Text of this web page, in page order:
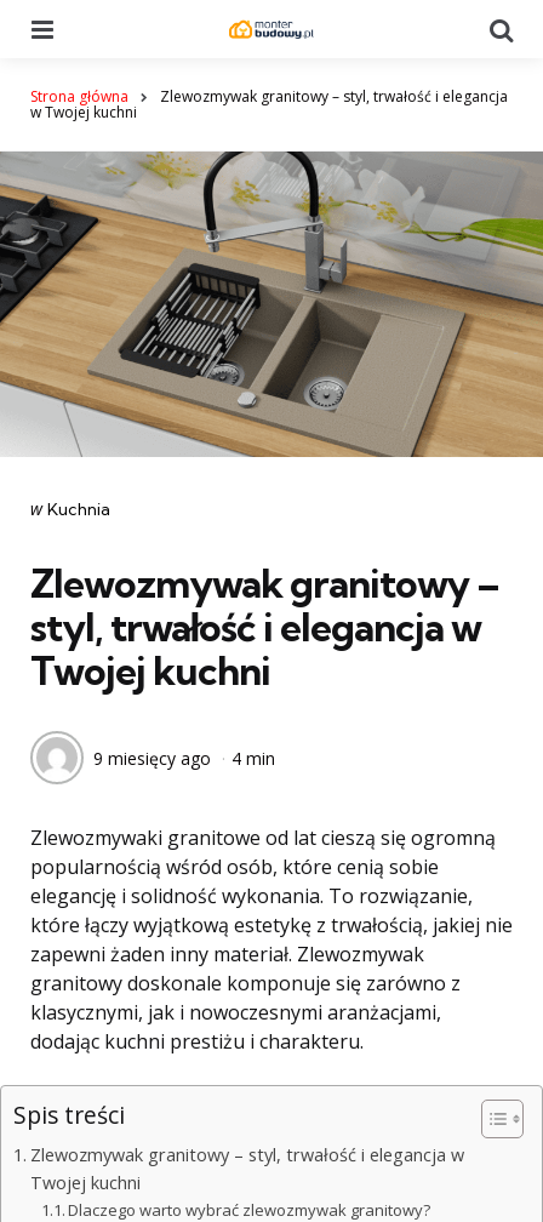
Strona główna Zlewozmywak granitowy – styl, trwałość i elegancja
w Twojej kuchni
Categories
post
w Kuchnia
Zlewozmywak granitowy –
styl, trwałość i elegancja w
Twojej kuchni
9 miesięcy ago 4 min
Zlewozmywaki granitowe od lat cieszą się ogromną
popularnością wśród osób, które cenią sobie
elegancję i solidność wykonania. To rozwiązanie,
które łączy wyjątkową estetykę z trwałością, jakiej nie
zapewni żaden inny materiał. Zlewozmywak
granitowy doskonale komponuje się zarówno z
klasycznymi, jak i nowoczesnymi aranżacjami,
dodając kuchni prestiżu i charakteru.
Spis treści
Zlewozmywak granitowy – styl, trwałość i elegancja w
Twojej kuchni
Dlaczego warto wybrać zlewozmywak granitowy?